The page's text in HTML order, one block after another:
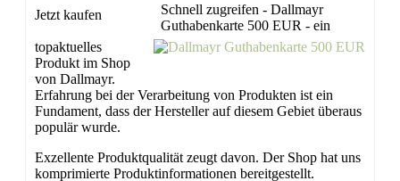
Jetzt kaufen
Schnell zugreifen - Dallmayr
Guthabenkarte 500 EUR - ein
topaktuelles
Produkt im Shop
von Dallmayr.
Erfahrung bei der Verarbeitung von Produkten ist ein
Fundament, dass der Hersteller auf diesem Gebiet überaus
populär wurde.
Exzellente Produktqualität zeugt davon. Der Shop hat uns
komprimierte Produktinformationen bereitgestellt.